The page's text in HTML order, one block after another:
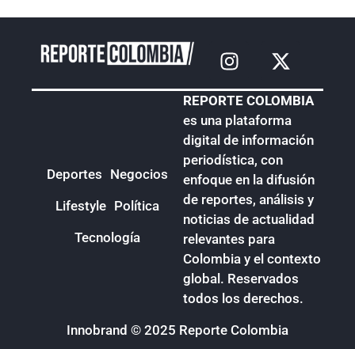
Deportes Negocios
Lifestyle Política
Tecnología
REPORTE COLOMBIA
es una plataforma
digital de información
periodística, con
enfoque en la difusión
de reportes, análisis y
noticias de actualidad
relevantes para
Colombia y el contexto
global. Reservados
todos los derechos.
Innobrand © 2025 Reporte Colombia